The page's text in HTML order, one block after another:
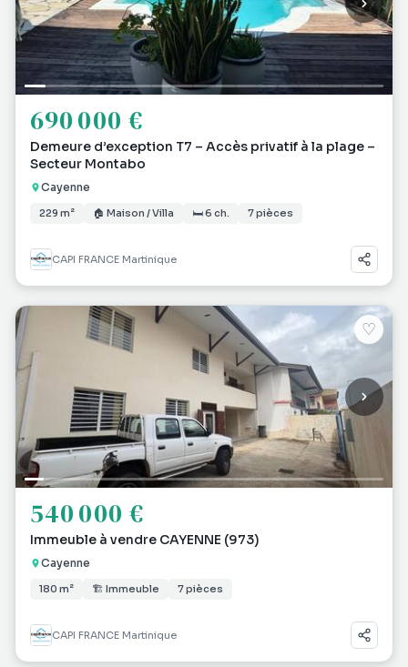
690 000 €
Demeure d’exception T7 – Accès privatif à la plage –
Secteur Montabo
Cayenne
229 m² 🏠 Maison / Villa 🛏 6 ch. 7 pièces
CAPI FRANCE Martinique
♡
540 000 €
Immeuble à vendre CAYENNE (973)
Cayenne
180 m² 🏗 Immeuble 7 pièces
CAPI FRANCE Martinique